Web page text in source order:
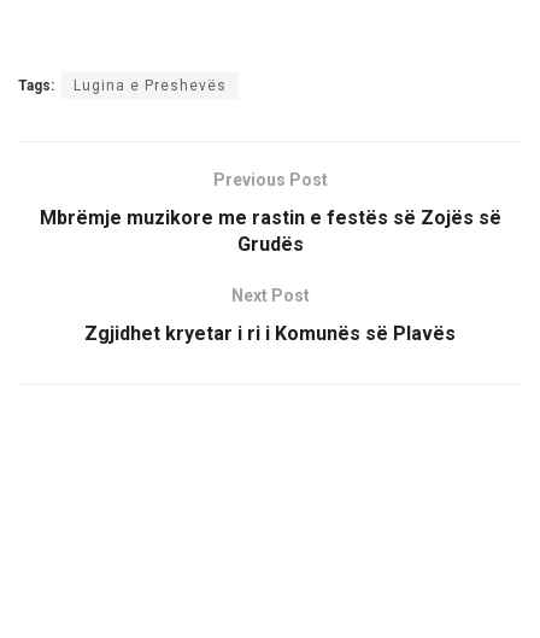
Tags: Lugina e Preshevës
Previous Post
Mbrëmje muzikore me rastin e festës së Zojës së
Grudës
Next Post
Zgjidhet kryetar i ri i Komunës së Plavës